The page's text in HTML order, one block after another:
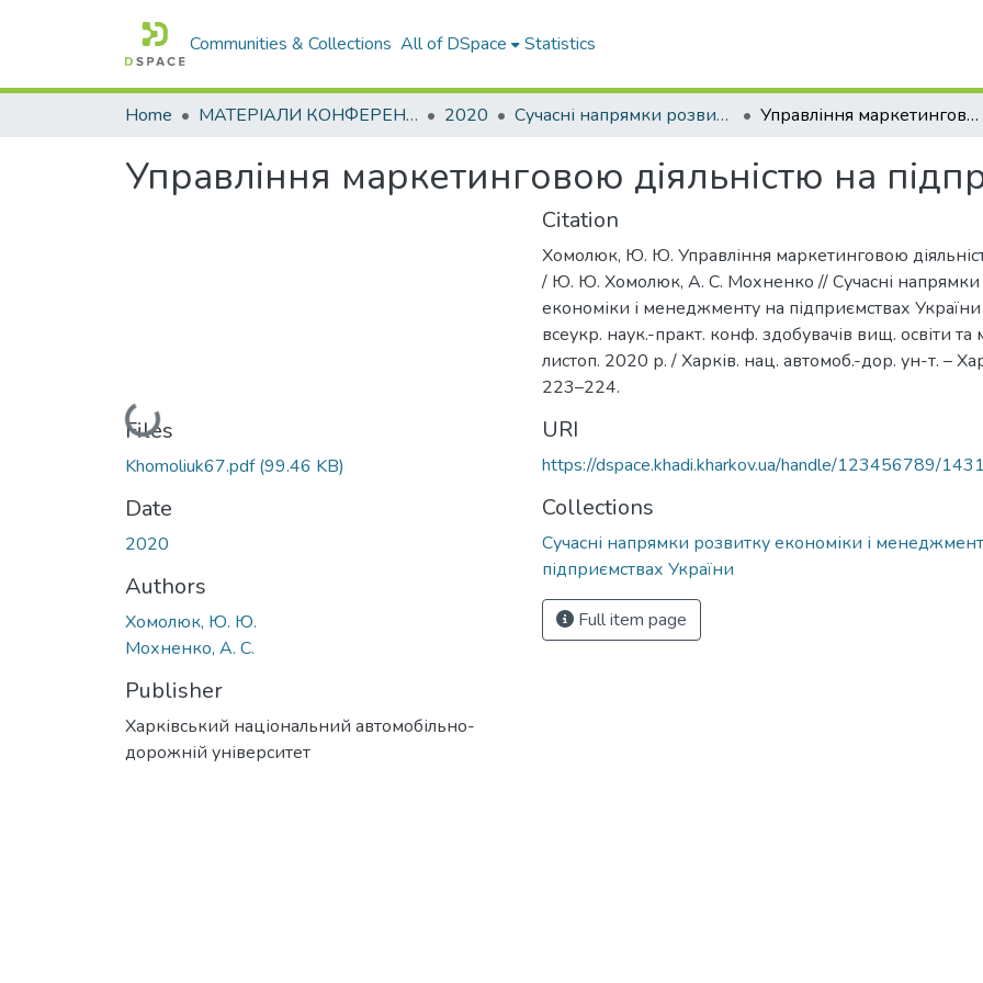
Communities & Collections All of DSpace Statistics
Home МАТЕРІАЛИ КОНФЕРЕНЦІЙ 2020 Сучасні напрямки розвитку економіки і менеджменту на підприємствах України Управління маркетинговою діяльністю на підприємстві
Управління маркетинговою діяльністю на
Loading...
Files
Khomoliuk67.pdf(99.46 KB)
Date
2020
Authors
Хомолюк, Ю. Ю.
Мохненко, А. С.
Publisher
Харківський національний автомобільно-
дорожній університет
Citation
Хомолюк, Ю. Ю. Управління маркетинговою
/ Ю. Ю. Хомолюк, А. С. Мохненко // Сучасні напрямки
економіки і менеджменту на підприємствах України
всеукр. наук.-практ. конф. здобувачів вищ. освіти
листоп. 2020 р. / Харків. нац. автомоб.-дор. ун-т. –
223–224.
URI
https://dspace.khadi.kharkov.ua/handle/123456789/
Collections
Сучасні напрямки розвитку економіки і
підприємствах України
Full item page